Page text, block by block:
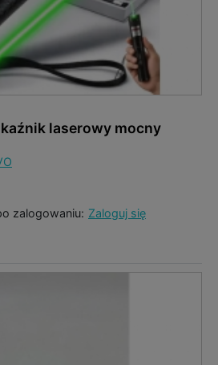
laserowy mocny
zalogowaniu: Zaloguj się